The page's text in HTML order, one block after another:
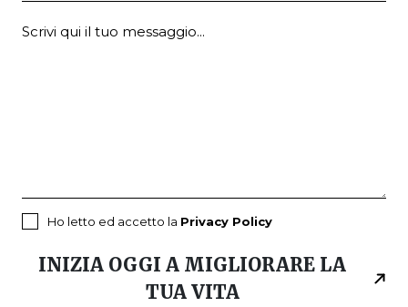
Ho letto ed accetto la Privacy Policy
INIZIA OGGI A MIGLIORARE LA
TUA VITA